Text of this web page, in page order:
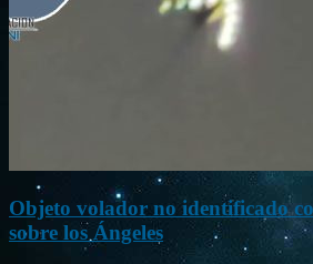
Objeto volador no identificado
sobre los Ángeles